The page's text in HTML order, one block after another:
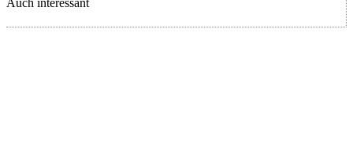
Auch interessant